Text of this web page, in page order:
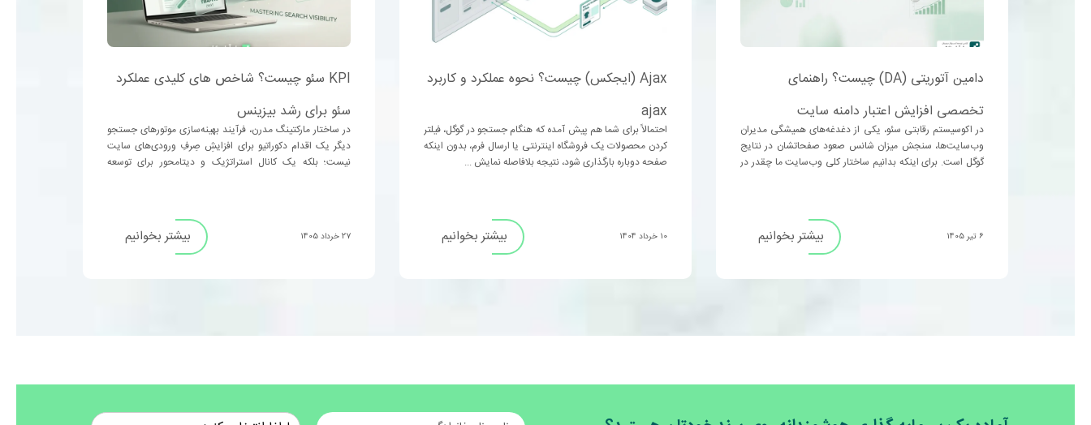
دامین آتوریتی (DA) چیست؟ راهنمای
تخصصی افزایش اعتبار دامنه سایت
در اکوسیستم رقابتی سئو، یکی از دغدغه‌های همیشگی مدیران
وب‌سایت‌ها، سنجش میزان شانس صعود صفحاتشان در نتایج
گوگل است. برای اینکه بدانیم ساختار کلی وب‌سایت ما چقدر در
6 تیر 1405 بیشتر بخوانیم
Ajax (ایجکس) چیست؟ نحوه عملکرد و کاربرد
ajax
احتمالاً برای شما هم پیش آمده که هنگام جستجو در گوگل، فیلتر
کردن محصولات یک فروشگاه اینترنتی یا ارسال فرم، بدون اینکه
صفحه دوباره بارگذاری شود، نتیجه بلافاصله نمایش ...
10 خرداد 1404 بیشتر بخوانیم
KPI سئو چیست؟ شاخص های کلیدی عملکرد
سئو برای رشد بیزینس
در ساختار مارکتینگ مدرن، فرآیند بهینه‌سازی موتورهای جستجو
دیگر یک اقدام دکوراتیو برای افزایشِ صِرفِ ورودی‌های سایت
نیست؛ بلکه یک کانال استراتژیک و دیتامحور برای توسعه
27 خرداد 1405 بیشتر بخوانیم